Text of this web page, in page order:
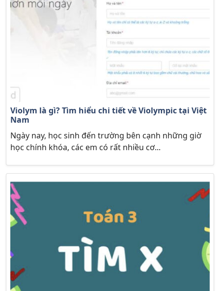
Violym là gì? Tìm hiểu chi tiết về Violympic tại Việt
Nam
Ngày nay, học sinh đến trường bên cạnh những giờ
học chính khóa, các em có rất nhiều cơ...